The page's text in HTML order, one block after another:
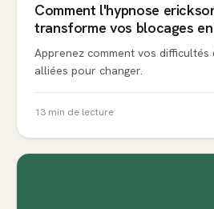
Comment l'hypnose
transforme vos blocages
Apprenez comment vos difficultés
alliées pour changer.
13 min de lecture